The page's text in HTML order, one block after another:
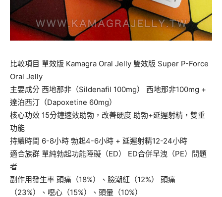
比較項目 單效版 Kamagra Oral Jelly 雙效版 Super P-Force
Oral Jelly
主要成分 西地那非（Sildenafil 100mg） 西地那非100mg +
達泊西汀（Dapoxetine 60mg）
核心功效 15分鐘速效助勃，改善硬度 助勃+延遲射精，雙重
功能
持續時間 6-8小時 勃起4-6小時 + 延遲射精12-24小時
適合族群 單純勃起功能障礙（ED） ED合併早洩（PE）問題
者
副作用發生率 頭痛（18%）、臉潮紅（12%） 頭痛
（23%）、噁心（15%）、頭暈（10%）